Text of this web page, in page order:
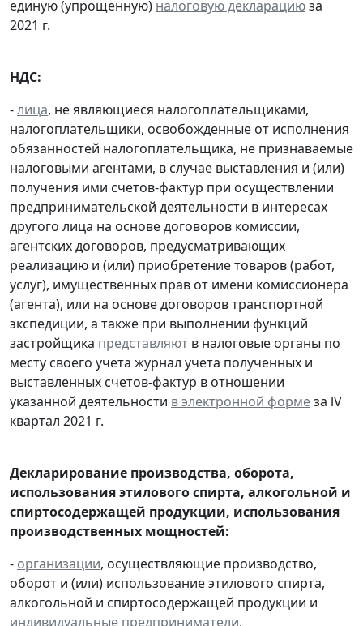
единую (упрощенную) налоговую декларациюза
2021 г.
НДС:
-лица, не являющиеся налогоплательщиками,
налогоплательщики, освобожденные от исполнения
обязанностей налогоплательщика, не признаваемые
налоговыми агентами, в случае выставления и (или)
получения ими счетов-фактур при осуществлении
предпринимательской деятельности в интересах
другого лица на основе договоров комиссии,
агентских договоров, предусматривающих
реализацию и (или) приобретение товаров (работ,
услуг), имущественных прав от имени комиссионера
(агента), или на основе договоров транспортной
экспедиции, а также при выполнении функций
застройщика представляют в налоговые органы по
месту своего учета журнал учета полученных и
выставленных счетов-фактур в отношении
указанной деятельности в электронной формеза lV
квартал 2021 г.
Декларирование производства, оборота,
использования этилового спирта, алкогольной и
спиртосодержащей продукции, использования
производственных мощностей:
- организации, осуществляющие производство,
оборот и (или) использование этилового спирта,
алкогольной и спиртосодержащей продукции и
индивидуальные предприниматели,